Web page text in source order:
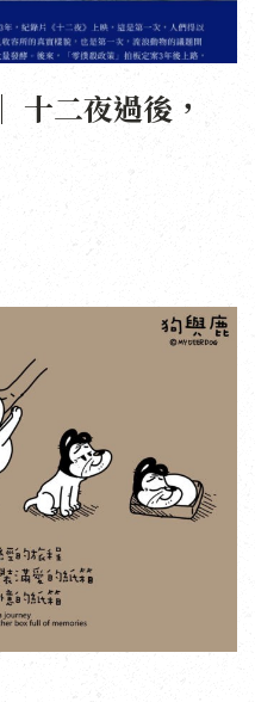
十二夜過後，